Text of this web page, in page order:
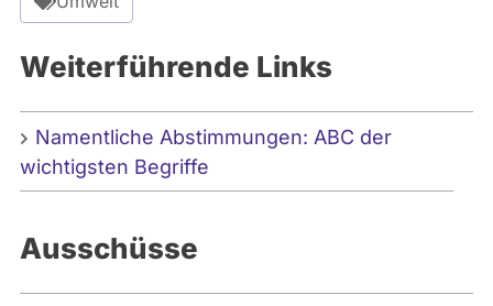
Weiterführende Links
Namentliche Abstimmungen: ABC der
wichtigsten Begriffe
Ausschüsse